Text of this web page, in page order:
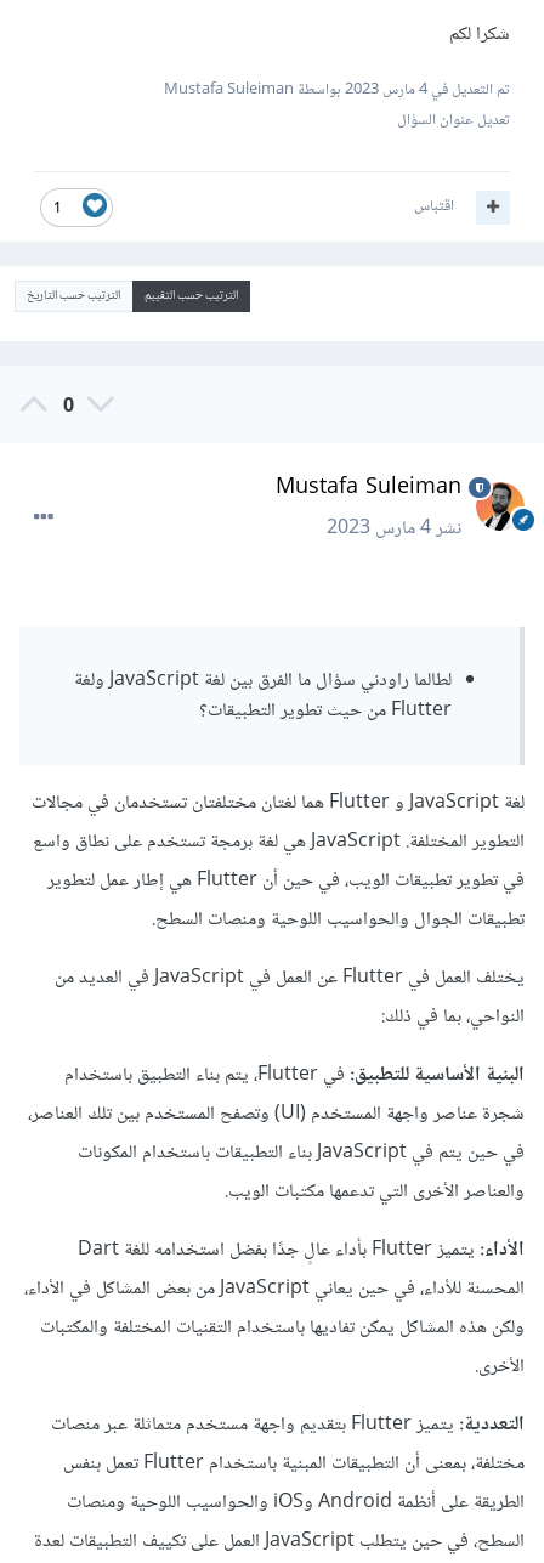
شكرا لكم
تم التعديل في4 مارس 2023
بواسطة Mustafa Suleiman
تعديل عنوان السؤال
1 اقتباس
الترتيب حسب التقييم الترتيب حسب التاريخ
0
Mustafa Suleiman
نشر4 مارس 2023
لطالما راودني سؤال ما الفرق بين لغة JavaScript ولغة
Flutter من حيث تطوير التطبيقات؟
لغة JavaScript و Flutter هما لغتان مختلفتان تستخدمان في مجالات
التطوير المختلفة. JavaScript هي لغة برمجة تستخدم على نطاق واسع
في تطوير تطبيقات الويب، في حين أن Flutter هي إطار عمل لتطوير
تطبيقات الجوال والحواسيب اللوحية ومنصات السطح.
يختلف العمل في Flutter عن العمل في JavaScript في العديد من
النواحي، بما في ذلك:
البنية الأساسية للتطبيق:
في Flutter، يتم بناء التطبيق باستخدام
شجرة عناصر واجهة المستخدم (UI) وتصفح المستخدم بين تلك العناصر،
في حين يتم في JavaScript بناء التطبيقات باستخدام المكونات
والعناصر الأخرى التي تدعمها مكتبات الويب.
الأداء:
يتميز Flutter بأداء عالٍ جدًا بفضل استخدامه للغة Dart
المحسنة للأداء، في حين يعاني JavaScript من بعض المشاكل في الأداء،
ولكن هذه المشاكل يمكن تفاديها باستخدام التقنيات المختلفة والمكتبات
الأخرى.
التعددية:
يتميز Flutter بتقديم واجهة مستخدم متماثلة عبر منصات
مختلفة، بمعنى أن التطبيقات المبنية باستخدام Flutter تعمل بنفس
الطريقة على أنظمة Android وiOS والحواسيب اللوحية ومنصات
السطح، في حين يتطلب JavaScript العمل على تكييف التطبيقات لعدة